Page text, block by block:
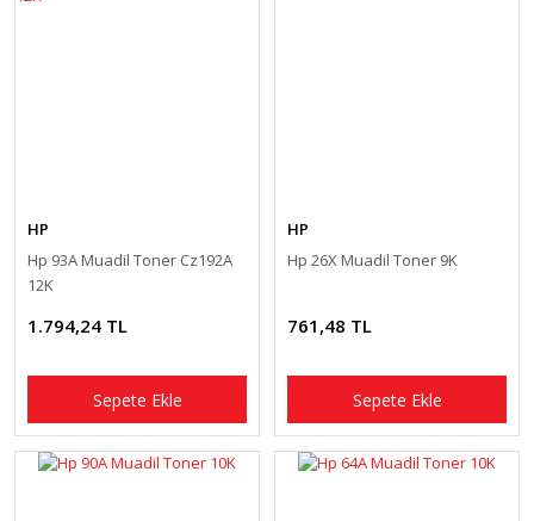
HP
Hp 93A Muadil Toner Cz192A
12K
1.794,24 TL
Sepete Ekle
HP
Hp 26X Muadil Toner 9K
761,48 TL
Sepete Ekle